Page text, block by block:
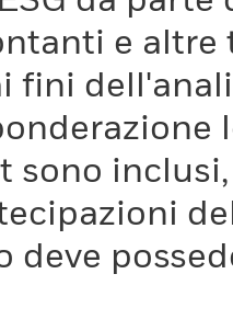
e
fini
sono
deve